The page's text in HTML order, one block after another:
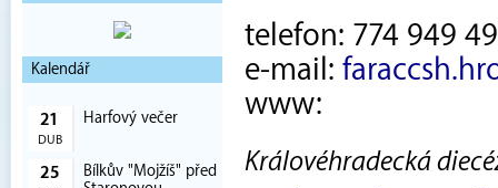
Kalendář
21
DUB
Harfový večer
25
Bílkův "Mojžíš" před
telefon: 774 949
e-mail:
www:
Královéhradecká